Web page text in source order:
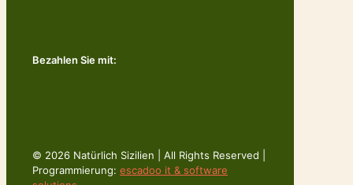
Bezahlen Sie mit:
© 2026 Natürlich Sizilien | All Rights Reserved |
Programmierung: escadoo it & software